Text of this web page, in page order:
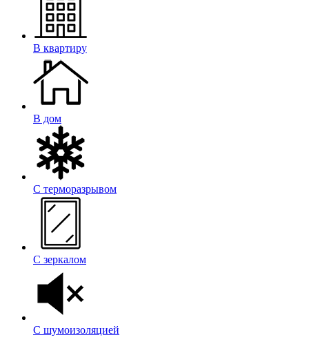
В квартиру
В дом
С терморазрывом
С зеркалом
С шумоизоляцией